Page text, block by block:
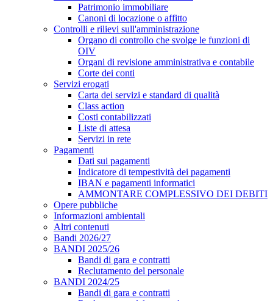
Patrimonio immobiliare
Canoni di locazione o affitto
Controlli e rilievi sull'amministrazione
Organo di controllo che svolge le funzioni di
OIV
Organi di revisione amministrativa e contabile
Corte dei conti
Servizi erogati
Carta dei servizi e standard di qualità
Class action
Costi contabilizzati
Liste di attesa
Servizi in rete
Pagamenti
Dati sui pagamenti
Indicatore di tempestività dei pagamenti
IBAN e pagamenti informatici
AMMONTARE COMPLESSIVO DEI DEBITI
Opere pubbliche
Informazioni ambientali
Altri contenuti
Bandi 2026/27
BANDI 2025/26
Bandi di gara e contratti
Reclutamento del personale
BANDI 2024/25
Bandi di gara e contratti